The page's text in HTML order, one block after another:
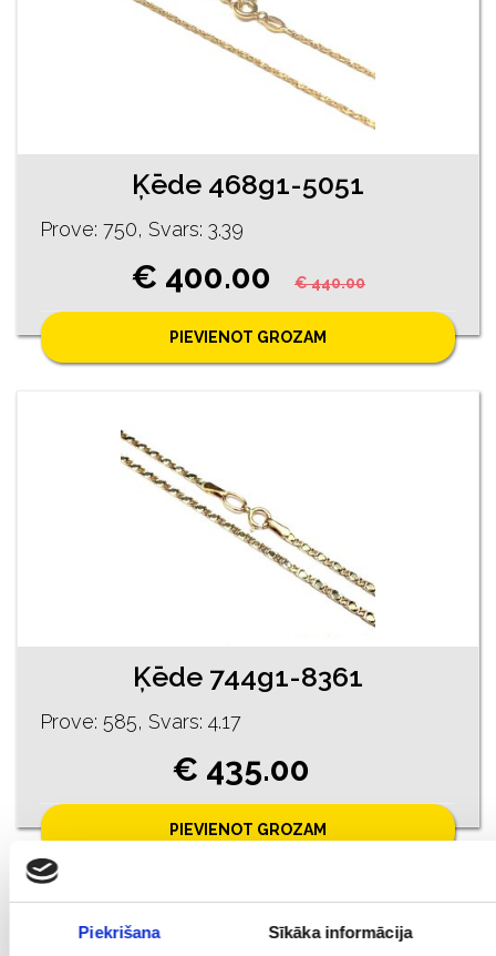
Piekrišana Sīkāka informācija
Ķēde 468g1-5051
Prove: 750, Svars: 3.39
€ 400.00 € 440.00
PIEVIENOT GROZAM
Ķēde 744g1-8361
Prove: 585, Svars: 4.17
€ 435.00
PIEVIENOT GROZAM